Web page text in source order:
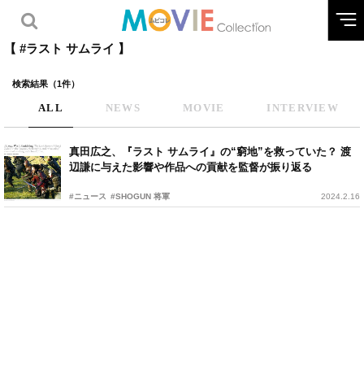
【 #ラスト サムライ 】
検索結果（1件）
ALL NEWS MOVIE INTERVIEW
真田広之、『ラスト サムライ』の“窮地”を救っていた？ 渡
辺謙に与えた影響や作品への貢献を監督が振り返る
#ニュース #SHOGUN 将軍 2024.2.16